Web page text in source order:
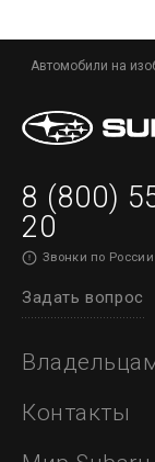
Автомобили на
8 (800)
20
Звонки по
Задать вопрос
Контакты